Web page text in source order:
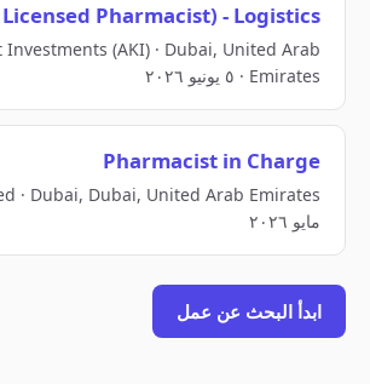
Licensed Pharmacist) - Logistics
Investments (AKI) · Dubai, United Arab
Emirates · ٥ يونيو ٢٠٢٦
Pharmacist in Charge
مايو ٢٠٢٦
ابدأ البحث عن عمل